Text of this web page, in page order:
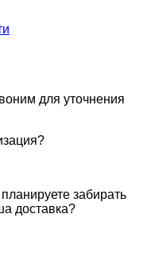
для уточнения
забирать
доставка?